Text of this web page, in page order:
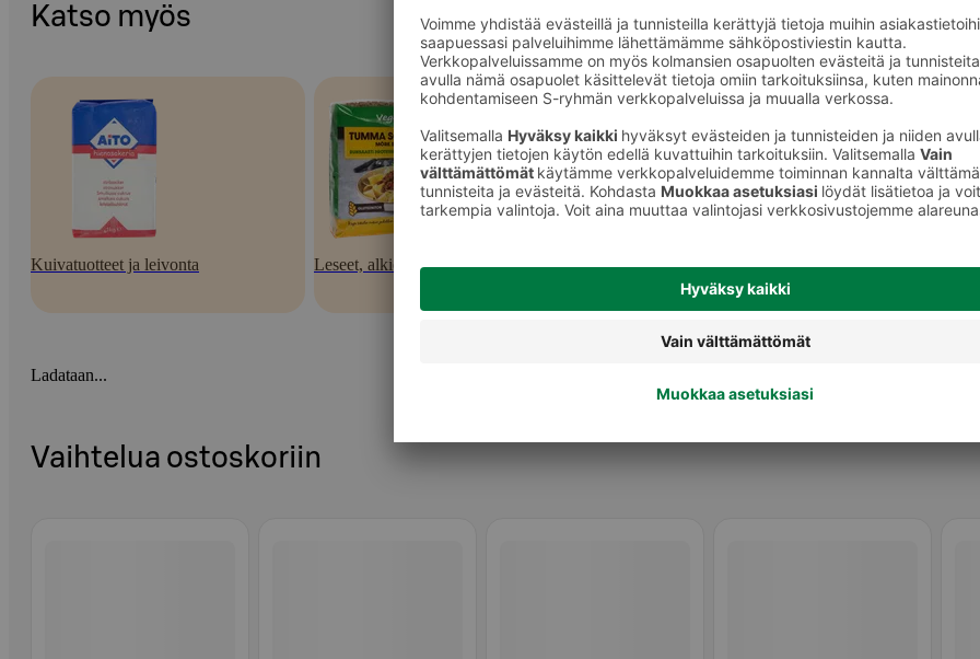
Katso myös
Kuivatuotteet ja leivonta Leseet, alkiot, rouheet Leseet
Ladataan...
Vaihtelua ostoskoriin